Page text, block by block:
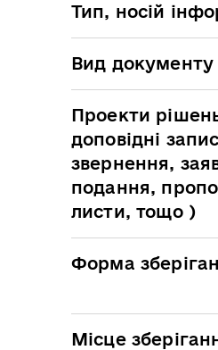
Тип, носій
Вид документу
Проекти
доповідні
звернення,
подання,
листи, тощо )
Форма
Місце